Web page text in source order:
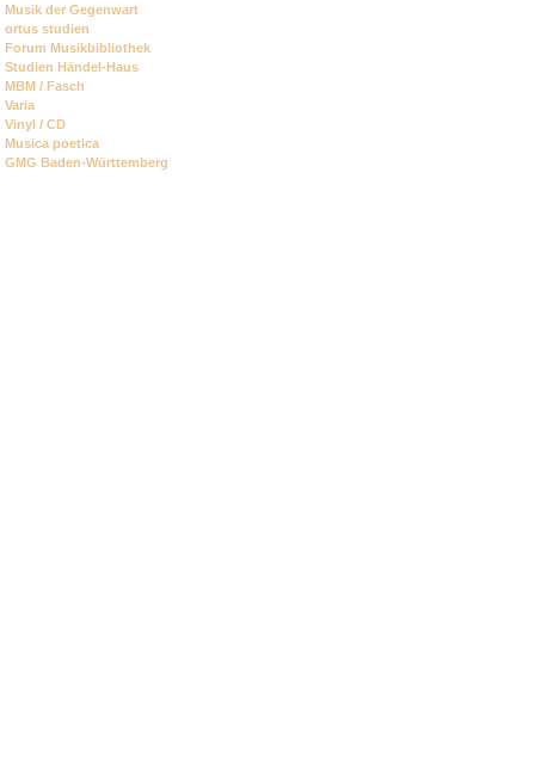
Musik der Gegenwart
ortus studien
Forum Musikbibliothek
Studien Händel-Haus
MBM / Fasch
Varia
Vinyl / CD
Musica poetica
GMG Baden-Württemberg